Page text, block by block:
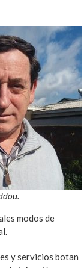
modos de
y servicios botan